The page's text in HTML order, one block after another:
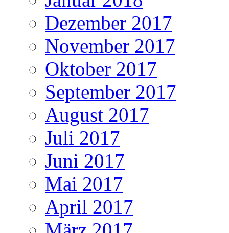
Dezember 2017
November 2017
Oktober 2017
September 2017
August 2017
Juli 2017
Juni 2017
Mai 2017
April 2017